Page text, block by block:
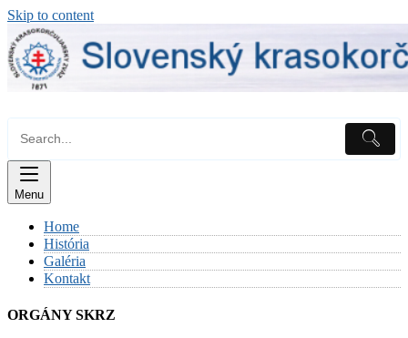
Skip to content
Menu
Home
História
Galéria
Kontakt
ORGÁNY SKRZ